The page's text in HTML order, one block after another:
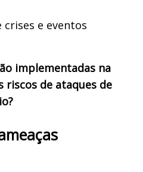
crises e eventos
implementadas na
de ataques de